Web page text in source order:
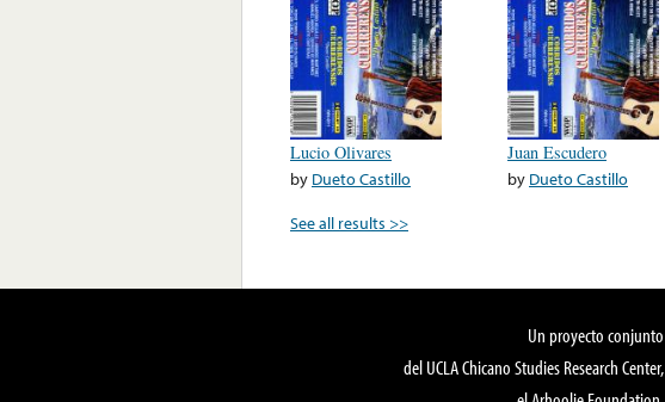
Lucio Olivares
by Dueto Castillo
Juan Escudero
by Dueto Castillo
See all results >>
Un proyecto conjunto
del UCLA Chicano Studies Research Center,